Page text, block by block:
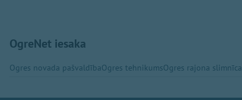
OgreNet iesaka
Ogres novada pašvaldībaOgres tehnikumsOgres rajona slimnīca